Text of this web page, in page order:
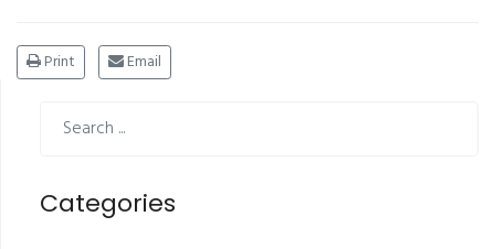
Print Email
Categories